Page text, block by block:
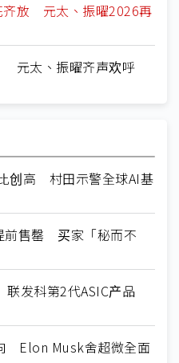
齐放 元太、振曜2026再
元太、振曜齐声欢呼
创高 村田示警全球AI基
前售罄 买家「秘而不
发科第2代ASIC产品
Elon Musk舍超微全面